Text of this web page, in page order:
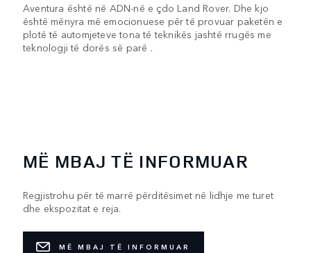
Aventura është në ADN-në e çdo Land Rover. Dhe kjo
është mënyra më emocionuese për të provuar paketën e
plotë të automjeteve tona të teknikës jashtë rrugës me
teknologji të dorës së parë .
MË MBAJ TË INFORMUAR
Regjistrohu për të marrë përditësimet në lidhje me turet
dhe ekspozitat e reja.
MË MBAJ TË INFORMUAR